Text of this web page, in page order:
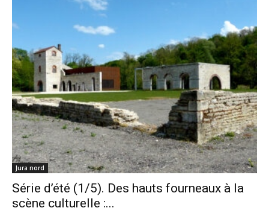
Jura nord
Série d’été (1/5). Des hauts fourneaux à la
scène culturelle :...